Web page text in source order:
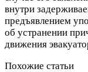
внутри
предъявлением
об устранении
движения
Похожие статьи